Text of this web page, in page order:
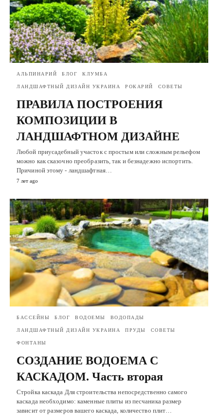
АЛЬПИНАРИЙ БЛОГ КЛУМБА
ЛАНДШАФТНЫЙ ДИЗАЙН УКРАИНА РОКАРИЙ СОВЕТЫ
ПРАВИЛА ПОСТРОЕНИЯ
КОМПОЗИЦИИ В
ЛАНДШАФТНОМ ДИЗАЙНЕ
Любой приусадебный участок с простым или сложным рельефом
можно как сказочно преобразить, так и безнадежно испортить.
Причиной этому - ландшафтная…
7 лет ago
БАССЕЙНЫ БЛОГ ВОДОЕМЫ ВОДОПАДЫ
ЛАНДШАФТНЫЙ ДИЗАЙН УКРАИНА ПРУДЫ СОВЕТЫ
ФОНТАНЫ
СОЗДАНИЕ ВОДОЕМА С
КАСКАДОМ. Часть вторая
Стройка каскада Для строительства непосредственно самого
каскада необходимо: каменные плиты из песчаника размер
зависит от размеров вашего каскада, количество плит…